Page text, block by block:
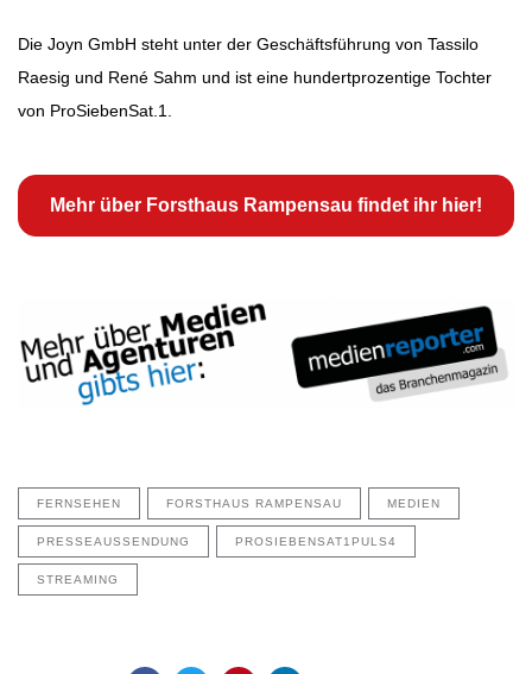
Die Joyn GmbH steht unter der Geschäftsführung von Tassilo
Raesig und René Sahm und ist eine hundertprozentige Tochter
von ProSiebenSat.1.
Mehr über Forsthaus Rampensau findet ihr hier!
FERNSEHEN FORSTHAUS RAMPENSAU MEDIEN
PRESSEAUSSENDUNG PROSIEBENSAT1PULS4
STREAMING